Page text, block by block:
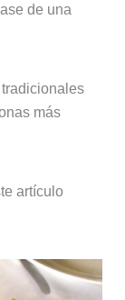
de una
más
artículo